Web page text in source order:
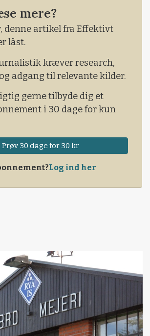
kroner, hvilket i alt giver 2
I udspillet fra begyndelsen af
var der kun afsat 150
til multifunktionel jord
mere?
denne artikel fra Effektivt
låst.
kræver research,
adgang til relevante kilder.
gerne tilbyde dig et
i 30 dage for kun
Prøv 30 dage for 30 kr
Log ind her